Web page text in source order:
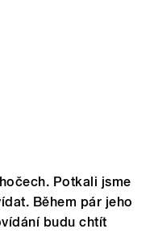
Potkali jsme
Během pár jeho
budu chtít